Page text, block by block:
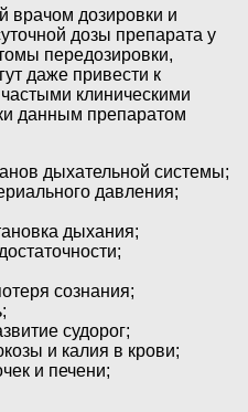
врачом дозировки и
дозы препарата у
передозировки,
даже привести к
клиническими
данным препаратом
дыхательной системы;
давления;
дыхания;
сознания;
судорог;
и калия в крови;
и печени;